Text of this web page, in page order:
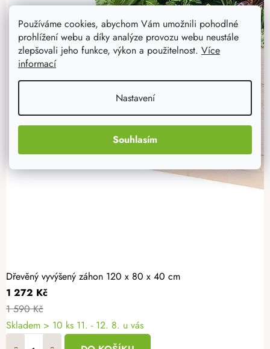
Používáme cookies, abychom Vám umožnili pohodlné
prohlížení webu a díky analýze provozu webu neustále
zlepšovali jeho funkce, výkon a použitelnost. Více
informací
Nastavení
Souhlasím
Dřevěný vyvýšený záhon 120 x 80 x 40 cm
1 272 Kč
1 590 Kč
Skladem > 10 ks 11. - 12. 8. u vás